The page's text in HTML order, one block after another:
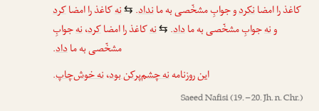
کاغذ را امضانکردوجوابِ مشخّصی به مانداد.
⇆ نهکاغذ را امضاکرد
ونهجوابِ مشخّصی به ماداد.
⇆ نهکاغذ را امضاکرد،نهجوابِ
مشخّصی به ماداد.
این روزنامهنه چشم‌پرکن بود،نه خوش‌چاپ.
Saeed Nafisi(19. – 20. Jh. n. Chr.)